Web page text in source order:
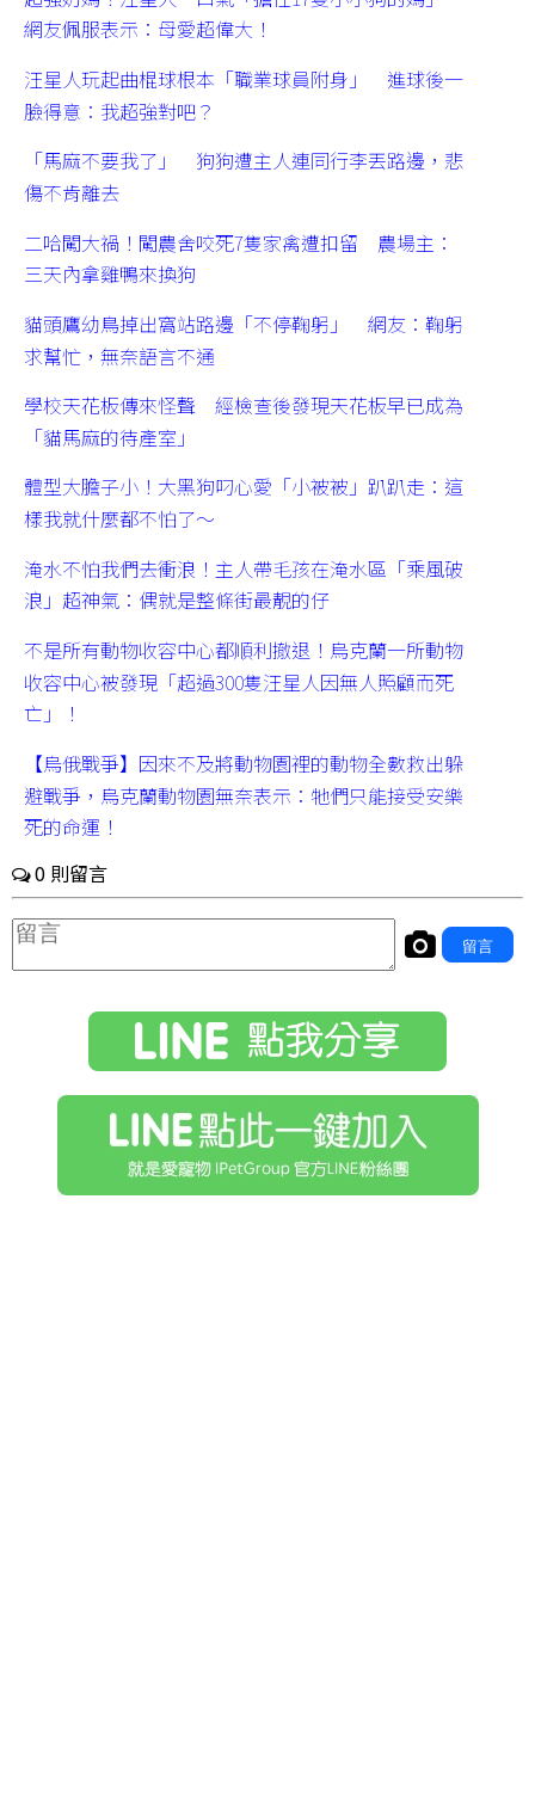
網友佩服表示：母愛超偉大！
汪星人玩起曲棍球根本「職業球員附身」 進球後一
臉得意：我超強對吧？
「馬麻不要我了」 狗狗遭主人連同行李丟路邊，悲
傷不肯離去
二哈闖大禍！闖農舍咬死7隻家禽遭扣留 農場主：
三天內拿雞鴨來換狗
貓頭鷹幼鳥掉出窩站路邊「不停鞠躬」 網友：鞠躬
求幫忙，無奈語言不通
學校天花板傳來怪聲 經檢查後發現天花板早已成為
「貓馬麻的待產室」
體型大膽子小！大黑狗叼心愛「小被被」趴趴走：這
樣我就什麼都不怕了～
淹水不怕我們去衝浪！主人帶毛孩在淹水區「乘風破
浪」超神氣：偶就是整條街最靚的仔
不是所有動物收容中心都順利撤退！烏克蘭一所動物
收容中心被發現「超過300隻汪星人因無人照顧而死
亡」！
【烏俄戰爭】因來不及將動物園裡的動物全數救出躲
避戰爭，烏克蘭動物園無奈表示：牠們只能接受安樂
死的命運！